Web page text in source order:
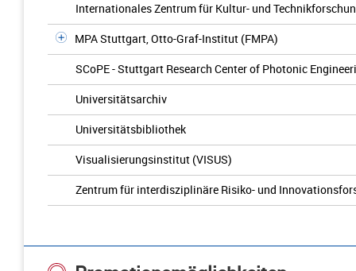
Internationales Zentrum für Kultur- und
MPA Stuttgart, Otto-Graf-Institut (FMPA)
SCoPE - Stuttgart Research Center of Photonic
Universitätsarchiv
Universitätsbibliothek
Visualisierungsinstitut (VISUS)
Zentrum für interdisziplinäre Risiko- und